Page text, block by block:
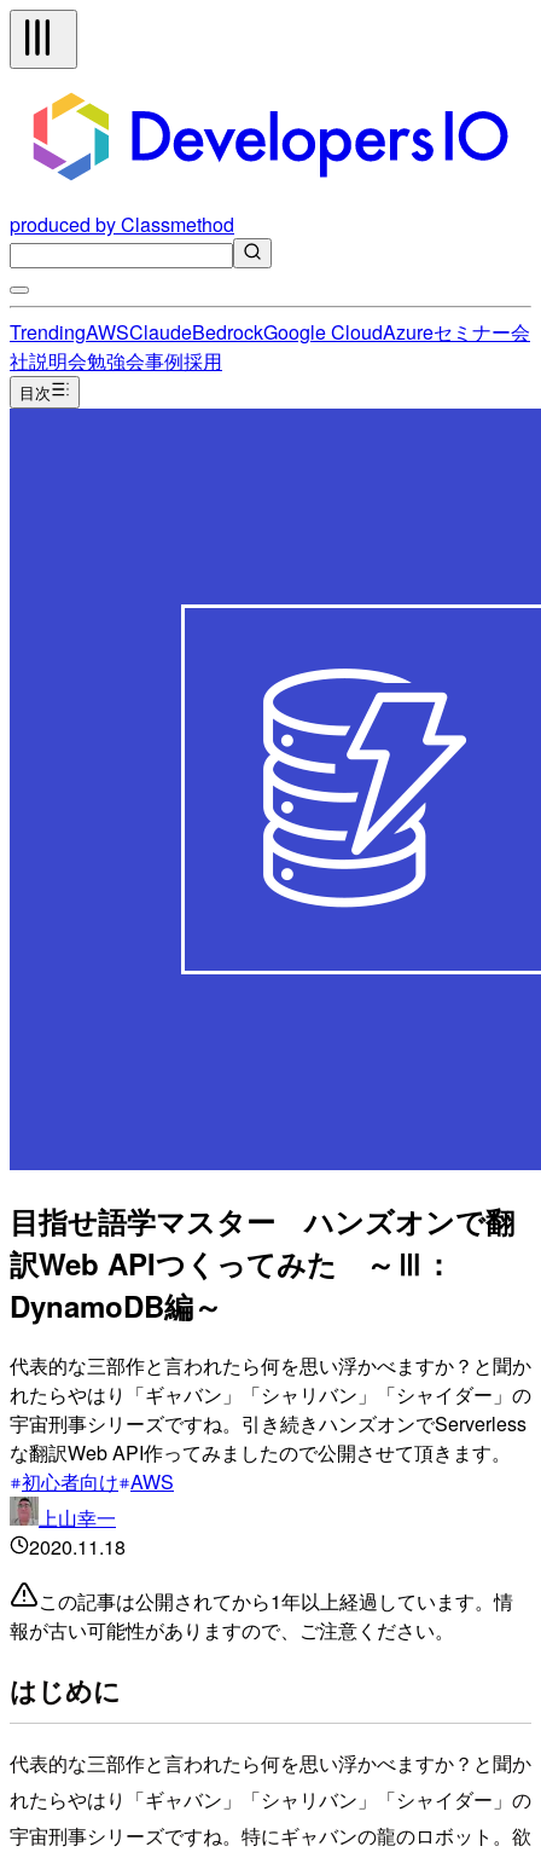
produced by Classmethod
TrendingAWSClaudeBedrockGoogle CloudAzureセミナー会
社説明会勉強会事例採用
目次
目指せ語学マスター ハンズオンで翻
訳Web APIつくってみた ～Ⅲ：
DynamoDB編～
代表的な三部作と言われたら何を思い浮かべますか？と聞か
れたらやはり「ギャバン」「シャリバン」「シャイダー」の
宇宙刑事シリーズですね。引き続きハンズオンでServerless
な翻訳Web API作ってみましたので公開させて頂きます。
初心者向け AWS
上山幸一
2020.11.18
この記事は公開されてから1年以上経過しています。情
報が古い可能性がありますので、ご注意ください。
はじめに
代表的な三部作と言われたら何を思い浮かべますか？と聞か
れたらやはり「ギャバン」「シャリバン」「シャイダー」の
宇宙刑事シリーズですね。特にギャバンの龍のロボット。欲